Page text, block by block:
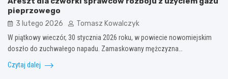
pieprzowego
3 lutego 2026 Tomasz Kowalczyk
W piątkowy wieczór, 30 stycznia 2026 roku, w powiecie nowomiejskim
doszło do zuchwałego napadu. Zamaskowany mężczyzna…
Czytaj dalej